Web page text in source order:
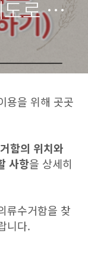
로 확
용을 위해 곳곳
함의 위치와
사항을 상세히
류수거함을 찾
니다.